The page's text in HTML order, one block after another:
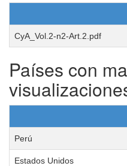
CyA_Vol.2-n2-Art.2.pdf
Países con
Perú
Estados Unidos